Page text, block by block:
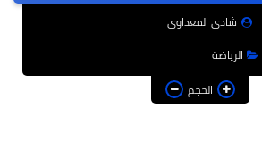
حوادث وقضايا
التعليم
شادى المعداوى
الرياضة
الحجم